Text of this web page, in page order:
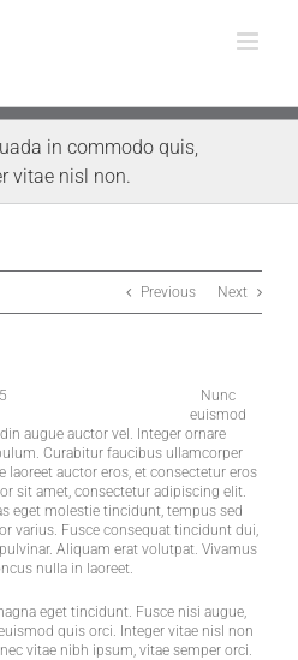
in commodo quis,
vitae nisl non.
Previous Next
Nunc
euismod
augue auctor vel. Integer ornare
Curabitur faucibus ullamcorper
laoreet auctor eros, et consectetur eros
sit amet, consectetur adipiscing elit.
eget molestie tincidunt, tempus sed
varius. Fusce consequat tincidunt dui,
Aliquam erat volutpat. Vivamus
nulla in laoreet.
eget tincidunt. Fusce nisi augue,
quis orci. Integer vitae nisl non
vitae nibh ipsum, vitae semper orci.